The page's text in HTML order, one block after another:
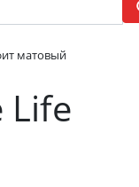
матовый
Life